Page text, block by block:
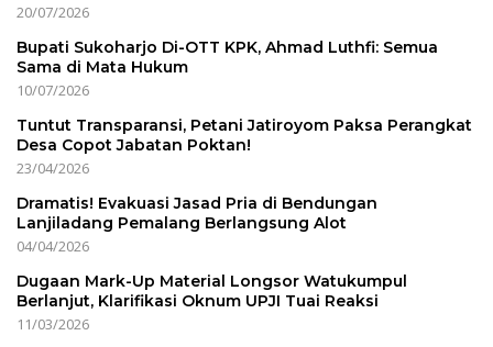
20/07/2026
Bupati Sukoharjo Di-OTT KPK, Ahmad Luthfi: Semua
Sama di Mata Hukum
10/07/2026
Tuntut Transparansi, Petani Jatiroyom Paksa Perangkat
Desa Copot Jabatan Poktan!
23/04/2026
Dramatis! Evakuasi Jasad Pria di Bendungan
Lanjiladang Pemalang Berlangsung Alot
04/04/2026
Dugaan Mark-Up Material Longsor Watukumpul
Berlanjut, Klarifikasi Oknum UPJI Tuai Reaksi
11/03/2026